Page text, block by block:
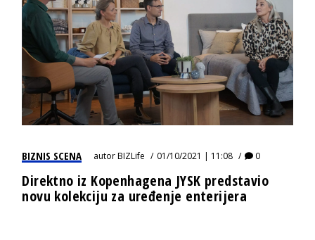
BIZNIS SCENA autorBIZLife 01/10/2021 | 11:08 0
Direktno iz Kopenhagena JYSK predstavio
novu kolekciju za uređenje enterijera